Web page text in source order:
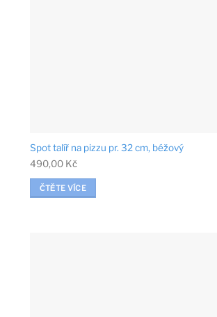
Spot talíř na pizzu pr. 32 cm, béžový
490,00 Kč
ČTĚTE VÍCE